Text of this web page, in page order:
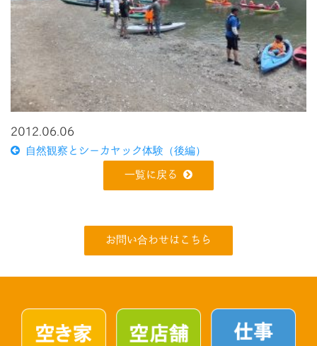
2012.06.06
自然観察とシーカヤック体験（後編）
一覧に戻る
お問い合わせはこちら